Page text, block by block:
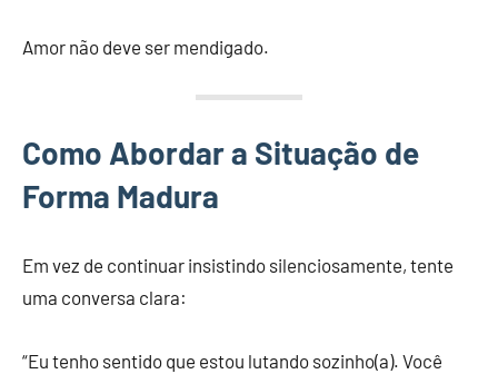
Amor não deve ser mendigado.
Como Abordar a Situação de
Forma Madura
Em vez de continuar insistindo silenciosamente, tente
uma conversa clara:
“Eu tenho sentido que estou lutando sozinho(a). Você